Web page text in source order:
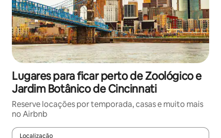
Lugares para ficar perto de Zoológico e
Jardim Botânico de Cincinnati
Reserve locações por temporada, casas e muito mais
no Airbnb
Localização